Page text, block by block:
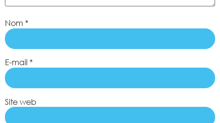
Nom *
E-mail *
Site web